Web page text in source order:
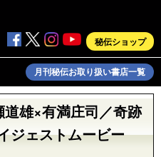
秘伝ショップ
月刊秘伝お取り扱い書店一覧
道雄×有満庄司／奇跡
ジェストムービー